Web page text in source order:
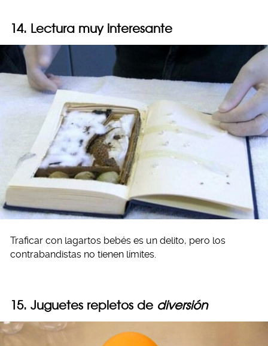
14. Lectura muy interesante
Traficar con lagartos bebés es un delito, pero los
contrabandistas no tienen límites.
15. Juguetes repletos de diversión